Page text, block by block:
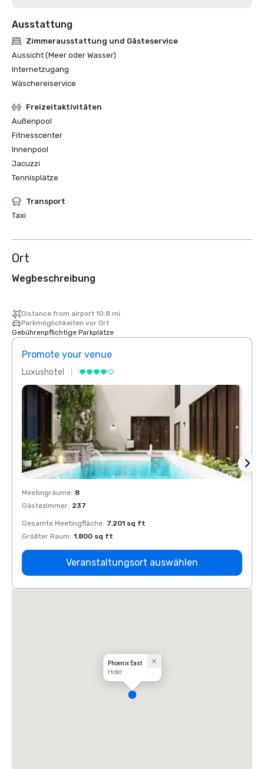
Ausstattung
Zimmerausstattung und Gästeservice
Aussicht (Meer oder Wasser)
Internetzugang
Wäschereiservice
Freizeitaktivitäten
Außenpool
Fitnesscenter
Innenpool
Jacuzzi
Tennisplätze
Transport
Taxi
Ort
Wegbeschreibung
Distance from airport 10.8 mi
Parkmöglichkeiten vor Ort
Gebührenpflichtige Parkplätze
Promote your venue
Luxushotel
Meetingräume: 8
Gästezimmer: 237
Gesamte Meetingfläche: 7.201 sq ft
Größter Raum: 1.800 sq ft
Veranstaltungsort auswählen
Phoenix East
Hotel